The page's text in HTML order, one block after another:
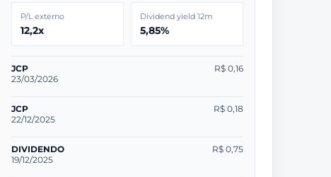
P/L externo
12,2x
Dividend yield 12m
5,85%
JCP
23/03/2026
R$ 0,16
JCP
22/12/2025
R$ 0,18
DIVIDENDO
19/12/2025
R$ 0,75